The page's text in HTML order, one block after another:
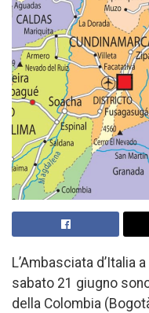
L’Ambasciata d’Italia
sabato 21 giugno
della Colombia